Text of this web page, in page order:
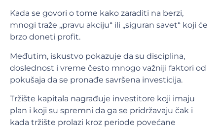
Kada se govori o tome kako zaraditi na berzi,
mnogi traže „pravu akciju“ ili „siguran savet“ koji će
brzo doneti profit.
Međutim, iskustvo pokazuje da su disciplina,
doslednost i vreme često mnogo važniji faktori od
pokušaja da se pronađe savršena investicija.
Tržište kapitala nagrađuje investitore koji imaju
plan i koji su spremni da ga se pridržavaju čak i
kada tržište prolazi kroz periode povećane